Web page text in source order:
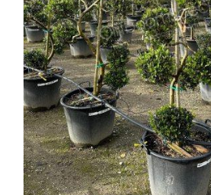
Treesafe
VORSTBESCHERMINGVOORBOMEN.NL
WINTERSCHUTZFUERBAEUME.DE
FROSTPROTECTIONFORTREES.CO.UK
Terracotta
TERRACOTTA.NL
TERRACOTTA.BE
TERRAKOTTA.DE